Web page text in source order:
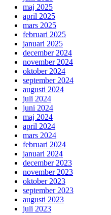
maj 2025
april 2025
mars 2025
februari 2025
januari 2025
december 2024
november 2024
oktober 2024
september 2024
augusti 2024
juli 2024
juni 2024
maj 2024
april 2024
mars 2024
februari 2024
januari 2024
december 2023
november 2023
oktober 2023
september 2023
augusti 2023
juli 2023